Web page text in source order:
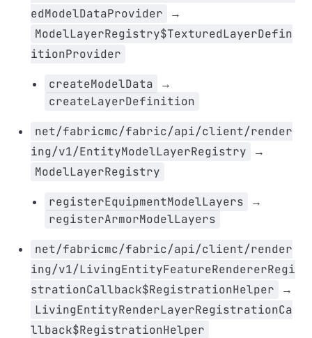
edModelDataProvider
→
ModelLayerRegistry$TexturedLayerDefin
itionProvider
createModelData →
createLayerDefinition
net/fabricmc/fabric/api/client/render
ing/v1/EntityModelLayerRegistry
→
ModelLayerRegistry
registerEquipmentModelLayers →
registerArmorModelLayers
net/fabricmc/fabric/api/client/render
ing/v1/LivingEntityFeatureRendererRegi
strationCallback$RegistrationHelper
→
LivingEntityRenderLayerRegistrationCa
llback$RegistrationHelper